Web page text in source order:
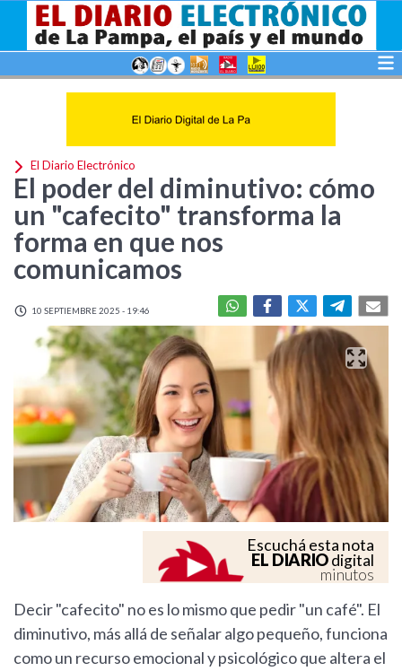
El Diario Electrónico
El poder del diminutivo: cómo
un "cafecito" transforma la
forma en que nos
comunicamos
10 SEPTIEMBRE 2025 - 19:46
Escuchá esta nota
EL DIARIOdigital
minutos
Decir "cafecito" no es lo mismo que pedir "un café". El
diminutivo, más allá de señalar algo pequeño, funciona
como un recurso emocional y psicológico que altera el